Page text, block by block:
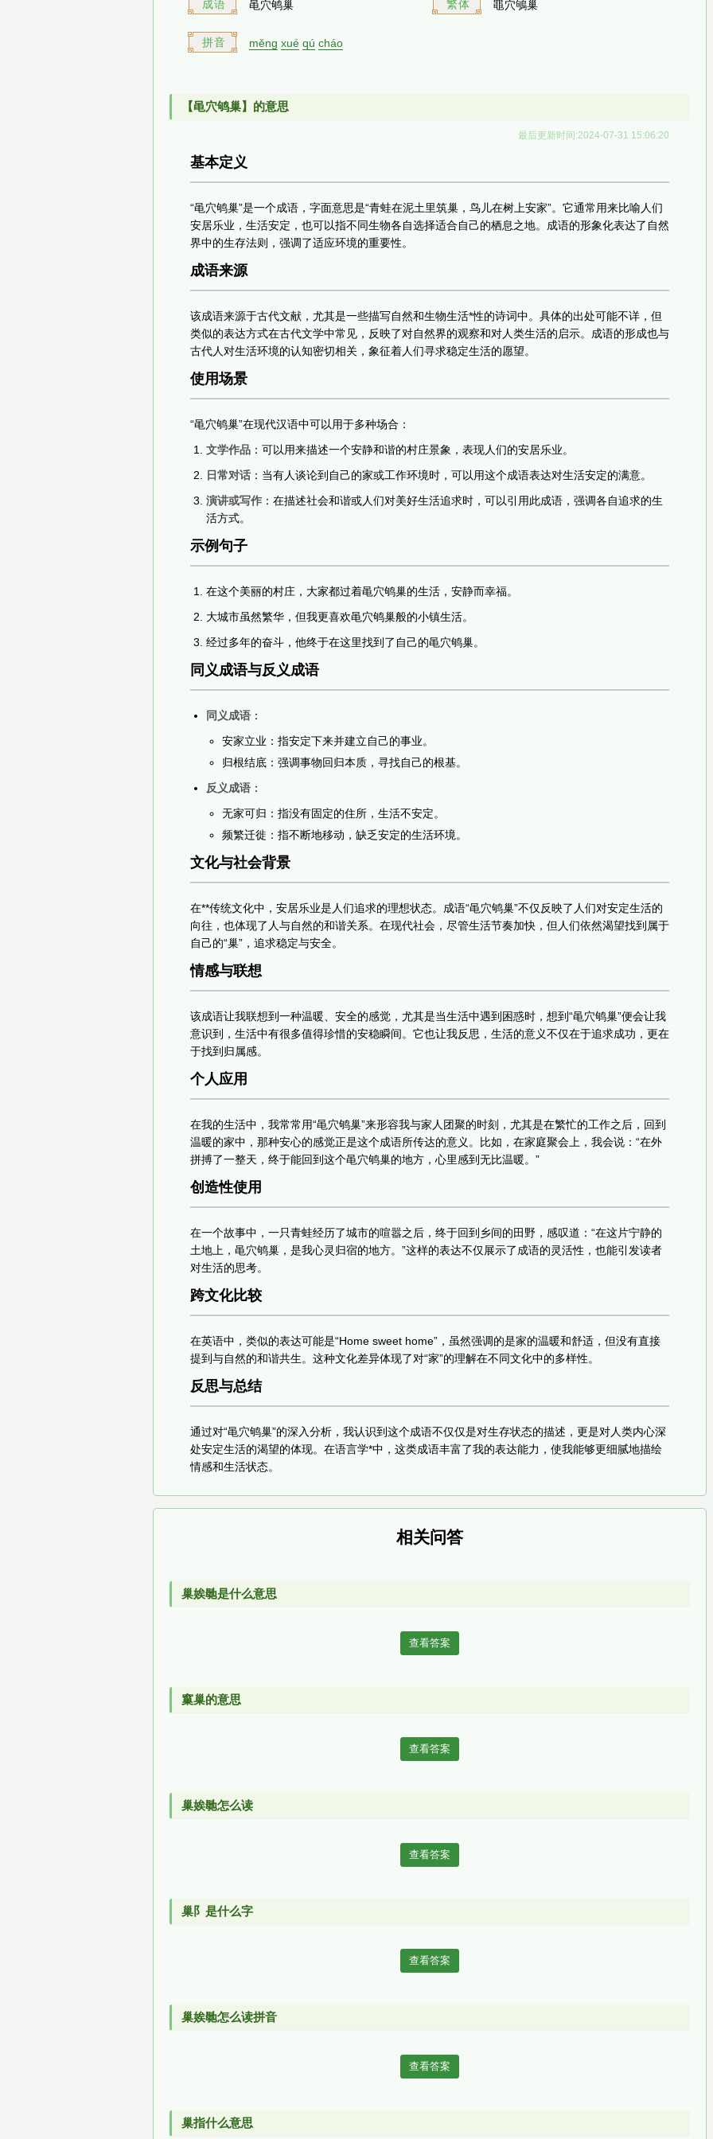
成语 黾穴鸲巢 繁体 黽穴鴝巢
拼音 měng xué qú cháo
【黾穴鸲巢】的意思
最后更新时间:2024-07-31 15:06:20
基本定义
“黾穴鸲巢”是一个成语，字面意思是“青蛙在泥土里筑巢，鸟儿在树上安家”。它通常用来比喻人们
安居乐业，生活安定，也可以指不同生物各自选择适合自己的栖息之地。成语的形象化表达了自然
界中的生存法则，强调了适应环境的重要性。
成语来源
该成语来源于古代文献，尤其是一些描写自然和生物生活*性的诗词中。具体的出处可能不详，但
类似的表达方式在古代文学中常见，反映了对自然界的观察和对人类生活的启示。成语的形成也与
古代人对生活环境的认知密切相关，象征着人们寻求稳定生活的愿望。
使用场景
“黾穴鸲巢”在现代汉语中可以用于多种场合：
文学作品 ：可以用来描述一个安静和谐的村庄景象，表现人们的安居乐业。
日常对话 ：当有人谈论到自己的家或工作环境时，可以用这个成语表达对生活安定的满意。
演讲或写作 ：在描述社会和谐或人们对美好生活追求时，可以引用此成语，强调各自追求的生
活方式。
示例句子
在这个美丽的村庄，大家都过着黾穴鸲巢的生活，安静而幸福。
大城市虽然繁华，但我更喜欢黾穴鸲巢般的小镇生活。
经过多年的奋斗，他终于在这里找到了自己的黾穴鸲巢。
同义成语与反义成语
同义成语 ：
安家立业：指安定下来并建立自己的事业。
归根结底：强调事物回归本质，寻找自己的根基。
反义成语 ：
无家可归：指没有固定的住所，生活不安定。
频繁迁徙：指不断地移动，缺乏安定的生活环境。
文化与社会背景
在**传统文化中，安居乐业是人们追求的理想状态。成语“黾穴鸲巢”不仅反映了人们对安定生活的
向往，也体现了人与自然的和谐关系。在现代社会，尽管生活节奏加快，但人们依然渴望找到属于
自己的“巢”，追求稳定与安全。
情感与联想
该成语让我联想到一种温暖、安全的感觉，尤其是当生活中遇到困惑时，想到“黾穴鸲巢”便会让我
意识到，生活中有很多值得珍惜的安稳瞬间。它也让我反思，生活的意义不仅在于追求成功，更在
于找到归属感。
个人应用
在我的生活中，我常常用“黾穴鸲巢”来形容我与家人团聚的时刻，尤其是在繁忙的工作之后，回到
温暖的家中，那种安心的感觉正是这个成语所传达的意义。比如，在家庭聚会上，我会说：“在外
拼搏了一整天，终于能回到这个黾穴鸲巢的地方，心里感到无比温暖。”
创造性使用
在一个故事中，一只青蛙经历了城市的喧嚣之后，终于回到乡间的田野，感叹道：“在这片宁静的
土地上，黾穴鸲巢，是我心灵归宿的地方。”这样的表达不仅展示了成语的灵活性，也能引发读者
对生活的思考。
跨文化比较
在英语中，类似的表达可能是“Home sweet home”，虽然强调的是家的温暖和舒适，但没有直接
提到与自然的和谐共生。这种文化差异体现了对“家”的理解在不同文化中的多样性。
反思与总结
通过对“黾穴鸲巢”的深入分析，我认识到这个成语不仅仅是对生存状态的描述，更是对人类内心深
处安定生活的渴望的体现。在语言学*中，这类成语丰富了我的表达能力，使我能够更细腻地描绘
情感和生活状态。
相关问答
巢娭毑是什么意思
查看答案
窼巢的意思
查看答案
巢娭毑怎么读
查看答案
巢阝是什么字
查看答案
巢娭毑怎么读拼音
查看答案
巢指什么意思